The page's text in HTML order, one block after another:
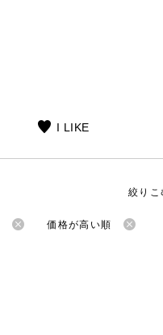
I LIKE
絞りこ
価格が高い順